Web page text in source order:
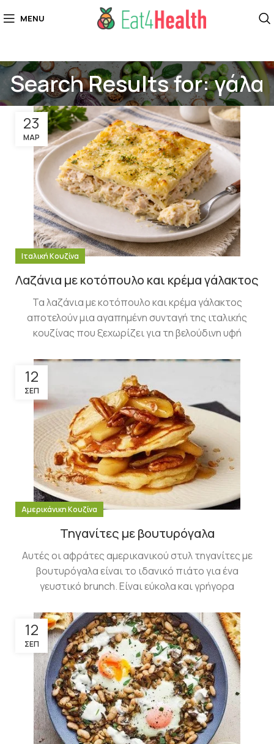
MENU
Search Results for: γάλα
23
ΜΑΡ
Ιταλική Κουζίνα
Λαζάνια με κοτόπουλο και κρέμα γάλακτος
Τα λαζάνια με κοτόπουλο και κρέμα γάλακτος
αποτελούν μια αγαπημένη συνταγή της ιταλικής
κουζίνας που ξεχωρίζει για τη βελούδινη υφή
12
ΣΕΠ
Αμερικάνικη Κουζίνα
Τηγανίτες με βουτυρόγαλα
Αυτές οι αφράτες αμερικανικού στυλ τηγανίτες με
βουτυρόγαλα είναι το ιδανικό πιάτο για ένα
γευστικό brunch. Είναι εύκολα και γρήγορα
12
ΣΕΠ